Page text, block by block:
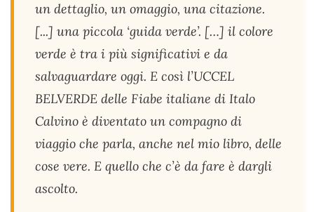
un dettaglio, un omaggio, una citazione.
[...] una piccola ‘guida verde’. […] il colore
verde è tra i più significativi e da
salvaguardare oggi. E così l’UCCEL
BELVERDE delle Fiabe italiane di Italo
Calvino è diventato un compagno di
viaggio che parla, anche nel mio libro, delle
cose vere. E quello che c’è da fare è dargli
ascolto.